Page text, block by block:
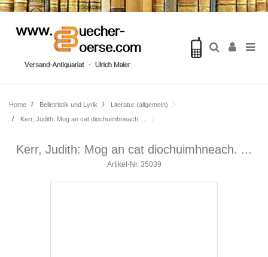
Home Belletristik und Lyrik
Literatur (allgemein)
Kerr, Judith: Mog an cat diochuimhneach. ...
Kerr, Judith: Mog an cat diochuimhneach. ...
Artikel-Nr. 35039